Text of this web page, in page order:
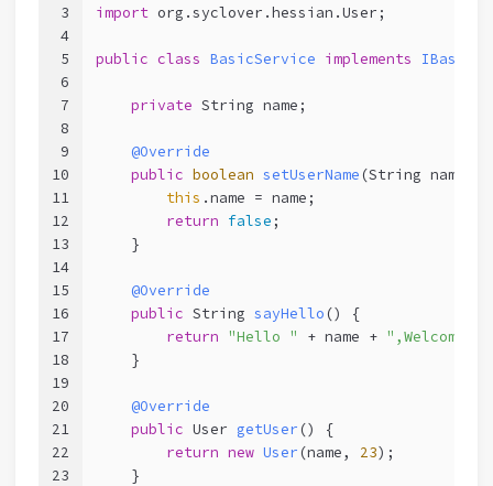
3
4
5
6
7
8
9
10
11
12
13
14
15
16
17
18
19
20
21
22
23
import org.syclover.hessian.User;
public class BasicService implements
private String name;
@Override
public boolean setUserName (String name)
this .name = name;
return false ;
    }
@Override
public String sayHello ()
{
return "Hello " + name + ",Welcome
    }
@Override
public User getUser ()
{
return new User (name, 23);
    }